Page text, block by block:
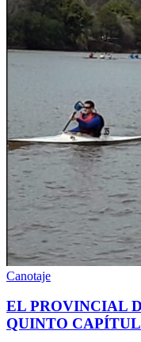
Canotaje
EL PROVINCIAL
QUINTO